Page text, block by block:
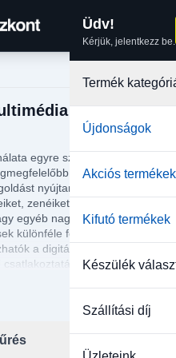
Üdv!
Kérjük, jelentkezz be.
Termék
Újdonságok
Akciós termékek
Kifutó termékek
Készülék
Szállítási díj
Lejátszó
egyre szélesebb, hogy
készüléket. Ezek
nyújtanak azoknak, akik
zenéiket vagy fotóikat
egyéb nagy képernyőn. Az
különféle formátumok
a digitális tartalmak a
csatlakoztatásnak
vagy a barátokkal.
a tartalom kezelésére is. A
memóriával és bővítési